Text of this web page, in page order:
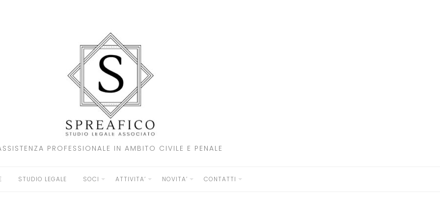
PROFESSIONALE IN AMBITO CIVILE E PENALE
STUDIO LEGALE SOCI ATTIVITA’ NOVITA’ CONTATTI